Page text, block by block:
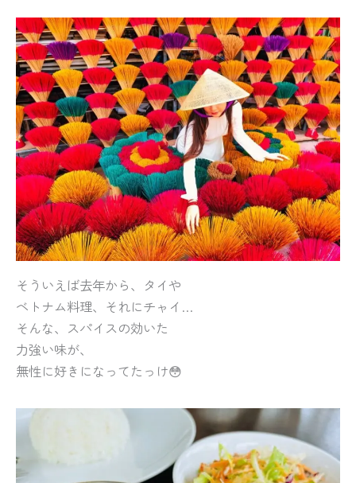
そういえば去年から、タイや
ベトナム料理、それにチャイ…
そんな、スパイスの効いた
力強い味が、
無性に好きになってたっけ😳